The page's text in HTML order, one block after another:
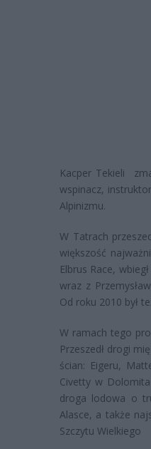
Kacper Tekieli
wspinacz,
Alpinizmu.
W Tatrach
większość
Elbrus Race,
wraz z
Od roku 2010 był
W ramach tego
Przeszedł drogi
ścian: Eigeru,
Civetty w
droga lodowa o
Alasce, a także
Szczytu Wielkiego